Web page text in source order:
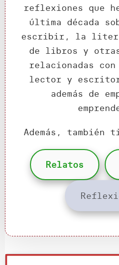
reflexiones que
última década
escribir, la
de libros y otras
relacionadas
lector y escritor
además de
Además, también
Relatos